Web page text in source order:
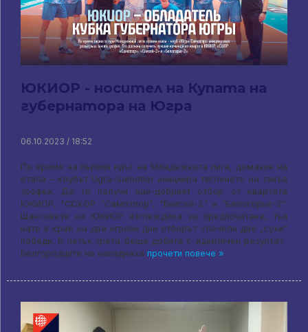
ЮКИОР - носител на Купата на
губернатора на Югра
06.10.2023 / 18:52
По време на първия кръг на Младежката лига, домакин на
етапа – клубът Ugra-Samotlor инициира тегленето на такъв
трофей. Да го получи най-добрият отбор от квартета
ЮКИОР, "ССХОР "Самотлор", "Енисей-2" и "Белогорье-2".
Шансовете на ЮКИОР изглеждаха за предпочитане, тъй
като в края на два игрови дни отборът спечели две „сухи“
победи. В петък трета беше добита с идентичен резултат..
Белгородците не нападнаха прочети повече »